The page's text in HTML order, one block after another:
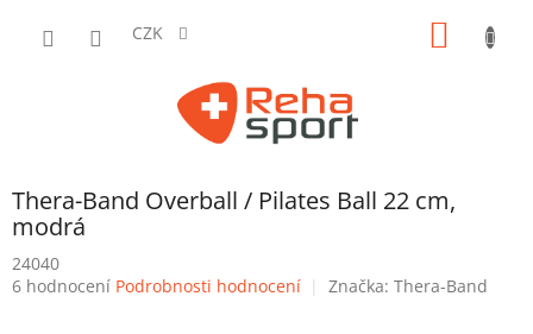
CZK
Thera-Band Overball / Pilates Ball 22 cm,
modrá
24040
Průměrné
6 hodnocení Podrobnosti hodnocení Značka: Thera-Band